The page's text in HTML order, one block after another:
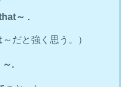
～ .
だと強く思う。）
.